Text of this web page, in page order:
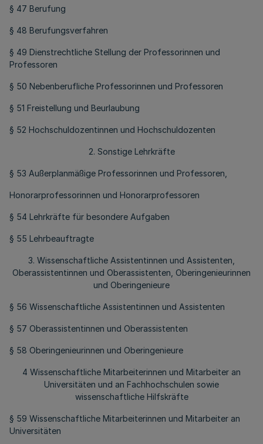
§ 47 Berufung
§ 48 Berufungsverfahren
§ 49 Dienstrechtliche Stellung der Professorinnen und
Professoren
§ 50 Nebenberufliche Professorinnen und Professoren
§ 51 Freistellung und Beurlaubung
§ 52 Hochschuldozentinnen und Hochschuldozenten
2. Sonstige Lehrkräfte
§ 53 Außerplanmäßige Professorinnen und Professoren,
Honorarprofessorinnen und Honorarprofessoren
§ 54 Lehrkräfte für besondere Aufgaben
§ 55 Lehrbeauftragte
3. Wissenschaftliche Assistentinnen und Assistenten,
Oberassistentinnen und Oberassistenten, Oberingenieurinnen
und Oberingenieure
§ 56 Wissenschaftliche Assistentinnen und Assistenten
§ 57 Oberassistentinnen und Oberassistenten
§ 58 Oberingenieurinnen und Oberingenieure
4 Wissenschaftliche Mitarbeiterinnen und Mitarbeiter an
Universitäten und an Fachhochschulen sowie
wissenschaftliche Hilfskräfte
§ 59 Wissenschaftliche Mitarbeiterinnen und Mitarbeiter an
Universitäten